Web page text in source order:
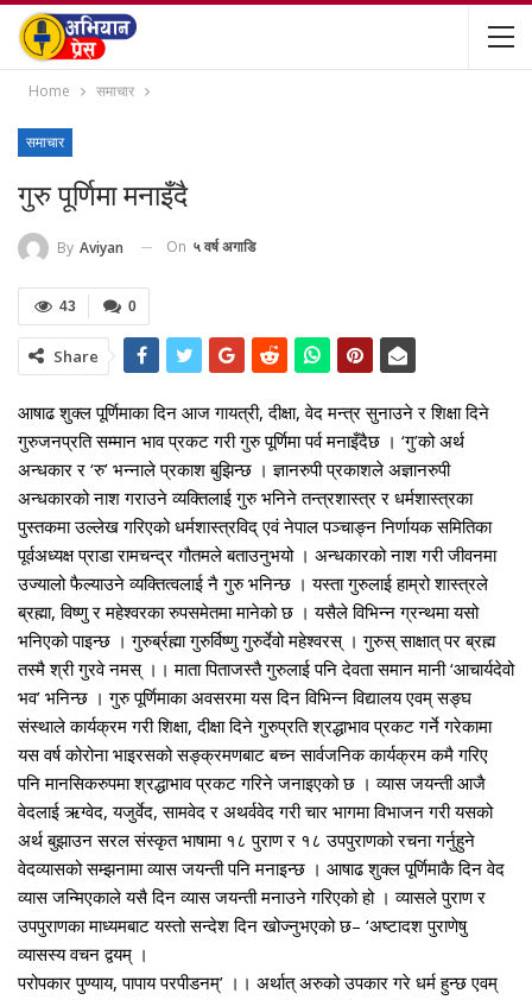
Home समाचार
समाचार
गुरु पूर्णिमा मनाइँदै
By Aviyan On ५ वर्ष अगाडि
0
43
Share
आषाढ शुक्ल पूर्णिमाका दिन आज गायत्री, दीक्षा, वेद मन्त्र सुनाउने र शिक्षा दिने
गुरुजनप्रति सम्मान भाव प्रकट गरी गुरु पूर्णिमा पर्व मनाइँदैछ । ‘गु’को अर्थ
अन्धकार र ‘रु’ भन्नाले प्रकाश बुझिन्छ । ज्ञानरुपी प्रकाशले अज्ञानरुपी
अन्धकारको नाश गराउने व्यक्तिलाई गुरु भनिने तन्त्रशास्त्र र धर्मशास्त्रका
पुस्तकमा उल्लेख गरिएको धर्मशास्त्रविद् एवं नेपाल पञ्चाङ्न निर्णायक समितिका
पूर्वअध्यक्ष प्राडा रामचन्द्र गौतमले बताउनुभयो । अन्धकारको नाश गरी जीवनमा
उज्यालो फैल्याउने व्यक्तित्वलाई नै गुरु भनिन्छ । यस्ता गुरुलाई हाम्रो शास्त्रले
ब्रह्मा, विष्णु र महेश्वरका रुपसमेतमा मानेको छ । यसैले विभिन्न ग्रन्थमा यसो
भनिएको पाइन्छ । गुरुर्ब्रह्मा गुरुर्विष्णु गुरुर्देवो महेश्वरस् । गुरुस् साक्षात् पर ब्रह्म
तस्मै श्री गुरवे नमस् ।। माता पिताजस्तै गुरुलाई पनि देवता समान मानी ‘आचार्यदेवो
भव’ भनिन्छ । गुरु पूर्णिमाका अवसरमा यस दिन विभिन्न विद्यालय एवम् सङ्घ
संस्थाले कार्यक्रम गरी शिक्षा, दीक्षा दिने गुरुप्रति श्रद्धाभाव प्रकट गर्ने गरेकामा
यस वर्ष कोरोना भाइरसको सङ्क्रमणबाट बच्न सार्वजनिक कार्यक्रम कमै गरिए
पनि मानसिकरुपमा श्रद्धाभाव प्रकट गरिने जनाइएको छ । व्यास जयन्ती आजै
वेदलाई ऋग्वेद, यजुर्वेद, सामवेद र अथर्ववेद गरी चार भागमा विभाजन गरी यसको
अर्थ बुझाउन सरल संस्कृत भाषामा १८ पुराण र १८ उपपुराणको रचना गर्नुहुने
वेदव्यासको सम्झनामा व्यास जयन्ती पनि मनाइन्छ । आषाढ शुक्ल पूर्णिमाकै दिन वेद
व्यास जन्मिएकाले यसै दिन व्यास जयन्ती मनाउने गरिएको हो । व्यासले पुराण र
उपपुराणका माध्यमबाट यस्तो सन्देश दिन खोज्नुभएको छ– ‘अष्टादश पुराणेषु
व्यासस्य वचन द्वयम् ।
परोपकार पुण्याय, पापाय परपीडनम्’ ।। अर्थात् अरुको उपकार गरे धर्म हुन्छ एवम्